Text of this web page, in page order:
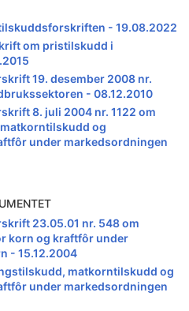
- 19.08.2022
om pristilskudd i
19. desember 2008 nr.
- 08.12.2010
8. juli 2004 nr. 1122 om
og
under markedsordningen
23.05.01 nr. 548 om
korn og kraftfôr under
- 15.12.2004
matkorntilskudd og
under markedsordningen